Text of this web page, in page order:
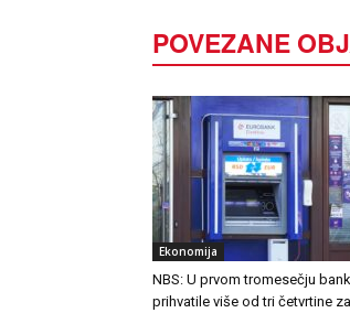
POVEZANE
Ekonomija
NBS: U prvom tromesečju
prihvatile više od tri četvrtine